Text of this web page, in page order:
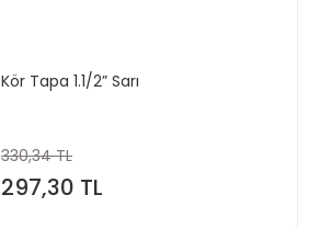
Kör Tapa 1.1/2” Sarı
330,34 TL
297,30 TL